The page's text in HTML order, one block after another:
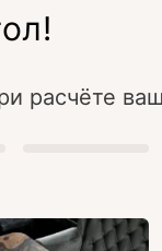
расчёте